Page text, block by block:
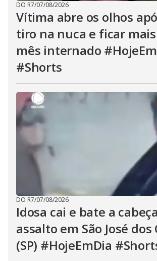
DO R7/07/08/2026
Vítima abre os olhos
tiro na nuca e ficar
mês internado
#Shorts
DO R7/07/08/2026
Idosa cai e bate a
assalto em São José dos
(SP) #HojeEmDia